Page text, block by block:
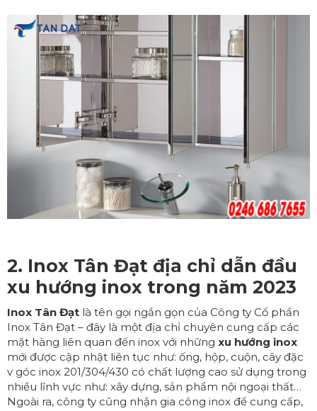
2. Inox Tân Đạt địa chỉ dẫn đầu
xu hướng inox trong năm 2023
Inox Tân Đạt là tên gọi ngắn gọn của Công ty Cổ phần
Inox Tân Đạt – đây là một địa chỉ chuyên cung cấp các
mặt hàng liên quan đến inox với những xu hướng inox
mới được cập nhật liên tục như: ống, hộp, cuộn, cây đặc
v góc inox 201/304/430 có chất lượng cao sử dụng trong
nhiều lĩnh vực như: xây dựng, sản phẩm nội ngoại thất…
Ngoài ra, công ty cũng nhận gia công inox để cung cấp,